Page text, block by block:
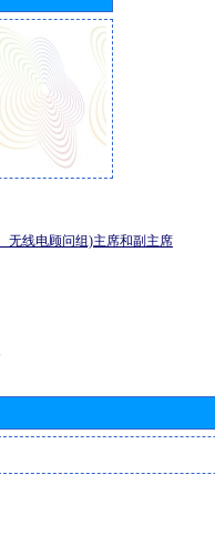
无线电顾问组)主席和副主席